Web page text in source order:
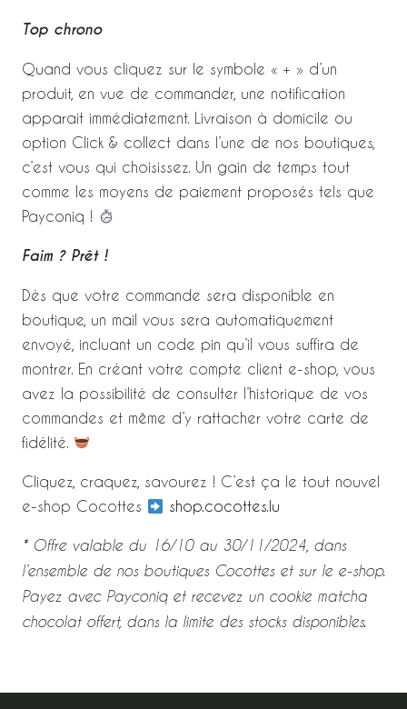
Top chrono
Quand vous cliquez sur le symbole « + » d’un
produit, en vue de commander, une notification
apparait immédiatement. Livraison à domicile ou
option Click & collect dans l’une de nos boutiques,
c’est vous qui choisissez. Un gain de temps tout
comme les moyens de paiement proposés tels que
Payconiq !
Faim ? Prêt !
Dès que votre commande sera disponible en
boutique, un mail vous sera automatiquement
envoyé, incluant un code pin qu’il vous suffira de
montrer. En créant votre compte client e-shop, vous
avez la possibilité de consulter l’historique de vos
commandes et même d’y rattacher votre carte de
fidélité.
Cliquez, craquez, savourez ! C’est ça le tout nouvel
e-shop Cocottes
shop.cocottes.lu
* Offre valable du 16/10 au 30/11/2024, dans
l’ensemble de nos boutiques Cocottes et sur le e-shop.
Payez avec Payconiq et recevez un cookie matcha
chocolat offert, dans la limite des stocks disponibles.